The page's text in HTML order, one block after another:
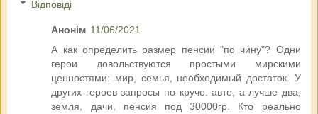
Відповіді
Анонім 11/06/2021
А как определить размер пенсии "по чину"? Одни
герои довольствуются простыми мирскими
ценностями: мир, семья, необходимый достаток. У
других героев запросы по круче: авто, а лучше два,
земля, дачи, пенсия под 30000гр. Кто реально